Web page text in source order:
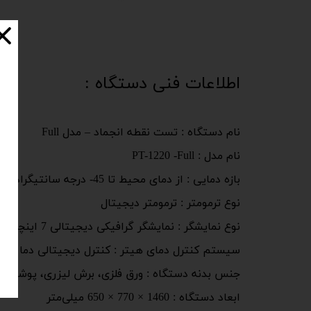
اطلاعات فنی دستگاه :
نام دستگاه : تست نقطه انجماد – مدل Full
نام مدل : PT-1220 -Full
بازه دمایی : از دمای محیط تا 45- درجه سانتیگراد
نوع ترمومتر : ترمومتر دیجیتال
نوع نمایشگر : نمایشگر گرافیکی دیجیتالی 7 اینچی تمام رنگی
سیستم کنترل دمای هیتر : کنترل دیجیتالی دما
جنس بدنه دستگاه : ورق فلزی، برش لیزری، پوشش
ابعاد دستگاه : 1460 × 770 × 650 میلی‌متر